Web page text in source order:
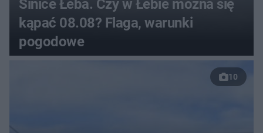
Sinice Łeba. Czy w Łebie można się
kąpać 08.08? Flaga, warunki
pogodowe
10